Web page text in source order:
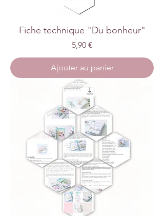
Fiche technique "Du bonheur"
Prix
5,90 €
Ajouter au panier